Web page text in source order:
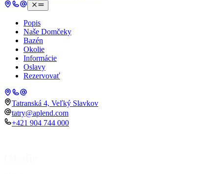
Popis
Naše Domčeky
Bazén
Okolie
Informácie
Oslavy
Rezervovať
Tatranská 4, Veľký Slavkov
tatry@aplend.com
+421 904 744 000